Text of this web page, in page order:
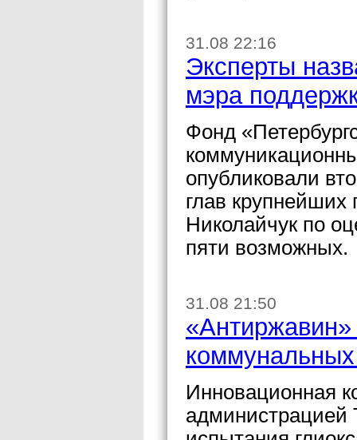
31.08 22:16
Эксперты
мэра
Фонд
опубликовали
глав
Николайчук по
пяти возможных.
31.08 21:50
Инновационная
администрацией